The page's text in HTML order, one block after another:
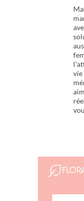
vie